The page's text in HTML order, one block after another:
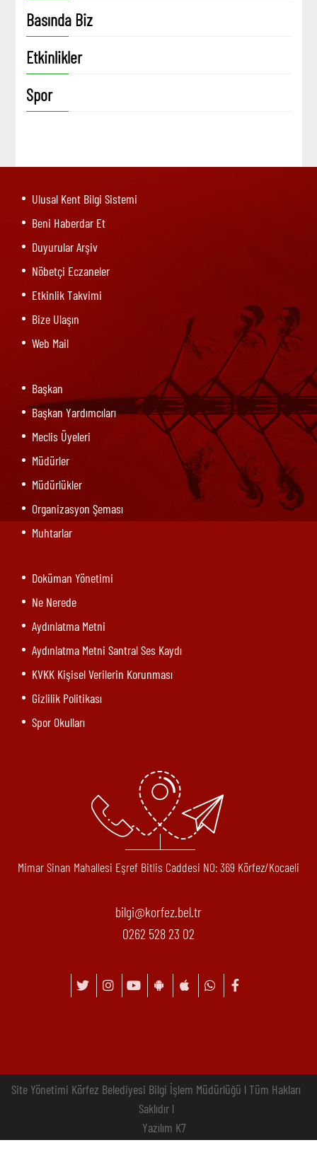
Basında Biz
Etkinlikler
Spor
Ulusal Kent Bilgi Sistemi
Beni Haberdar Et
Duyurular Arşiv
Nöbetçi Eczaneler
Etkinlik Takvimi
Bize Ulaşın
Web Mail
Başkan
Başkan Yardımcıları
Meclis Üyeleri
Müdürler
Müdürlükler
Organizasyon Şeması
Muhtarlar
Doküman Yönetimi
Ne Nerede
Aydınlatma Metni
Aydınlatma Metni Santral Ses Kaydı
KVKK Kişisel Verilerin Korunması
Gizlilik Politikası
Spor Okulları
Mimar Sinan Mahallesi Eşref Bitlis Caddesi N0: 369 Körfez/Kocaeli
bilgi@korfez.bel.tr
0262 528 23 02
Site Yönetimi Körfez Belediyesi Bilgi İşlem Müdürlüğü l Tüm Hakları
Saklıdır l
Yazılım K7